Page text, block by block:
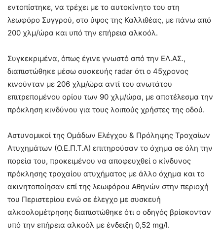
εντοπίστηκε, να τρέχει με το αυτοκίνητο του στη
λεωφόρο Συγγρού, στο ύψος της Καλλιθέας, με πάνω από
200 χλμ/ώρα και υπό την επήρεια αλκοόλ.
Συγκεκριμένα, όπως έγινε γνωστό από την ΕΛ.ΑΣ.,
διαπιστώθηκε μέσω συσκευής radar ότι ο 45χρονος
κινούνταν με 206 χλμ/ώρα αντί του ανωτάτου
επιτρεπομένου ορίου των 90 χλμ/ώρα, με αποτέλεσμα την
πρόκληση κινδύνου για τους λοιπούς χρήστες της οδού.
Αστυνομικοί της Ομάδων Ελέγχου & Πρόληψης Τροχαίων
Ατυχημάτων (Ο.Ε.Π.Τ.Α) επιτηρούσαν το όχημα σε όλη την
πορεία του, προκειμένου να αποφευχθεί ο κίνδυνος
πρόκλησης τροχαίου ατυχήματος με άλλο όχημα και το
ακινητοποίησαν επί της λεωφόρου Αθηνών στην περιοχή
του Περιστερίου ενώ σε έλεγχο με συσκευή
αλκοολομέτρησης διαπιστώθηκε ότι ο οδηγός βρίσκονταν
υπό την επήρεια αλκοόλ με ένδειξη 0,52 mg/l.